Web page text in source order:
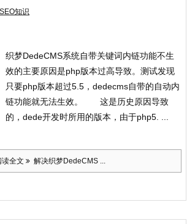
SEO知识
织梦DedeCMS系统自带关键词内链功能不生
效的主要原因是php版本过高导致。测试发现
只要php版本超过5.5，dedecms自带的自动内
链功能就无法生效。
这是历史原因导致
的，dede开发时所用的版本，由于php5. ...
读全文 解决织梦DedeCMS ...